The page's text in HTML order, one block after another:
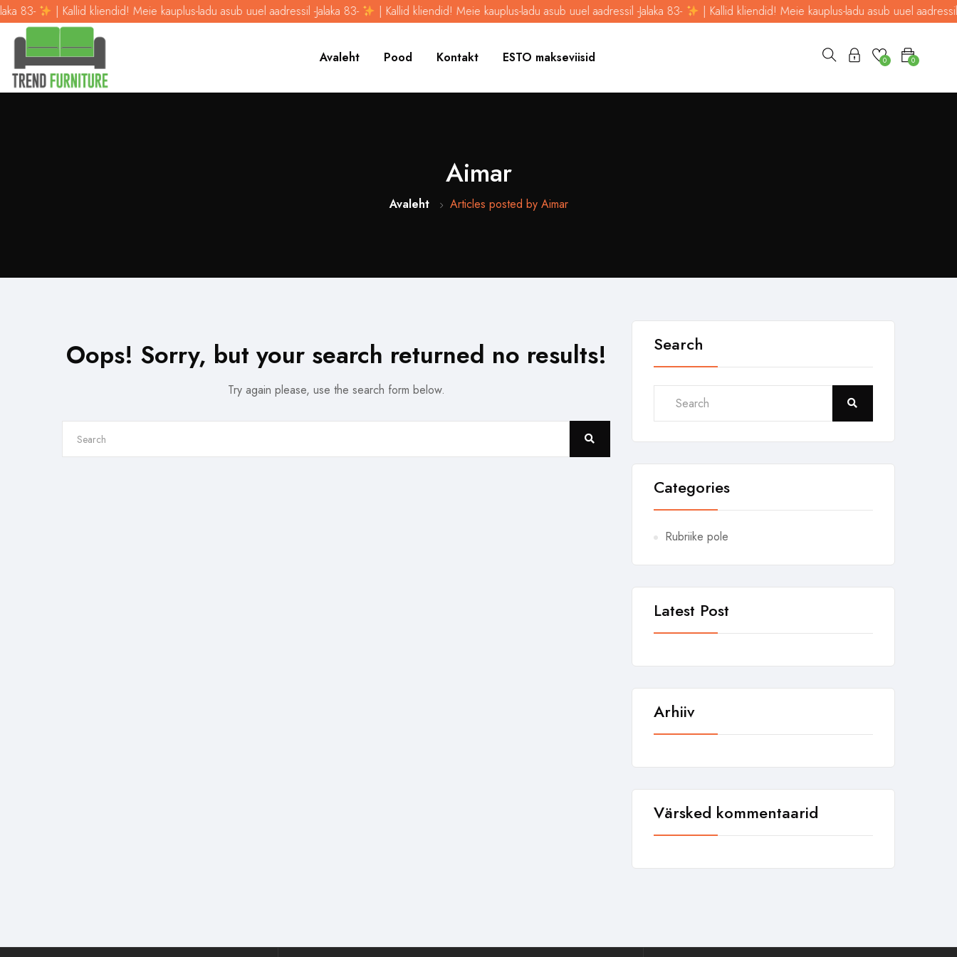
83- | Kallid kliendid! Meie kauplus-ladu asub uuel aadressil -Jalaka 83- | Kallid kliendid! Meie kauplus-ladu asub uuel aadressil -Jalaka 83- | Kallid kliendid! Meie kauplus-ladu asub uuel aadressil -
Avaleht Pood Kontakt ESTO makseviisid 0
0
Aimar
Avaleht Articles posted by Aimar
Oops! Sorry, but your search returned no results!
Try again please, use the search form below.
Search
Categories
Rubriike pole
Latest Post
Arhiiv
Värsked kommentaarid